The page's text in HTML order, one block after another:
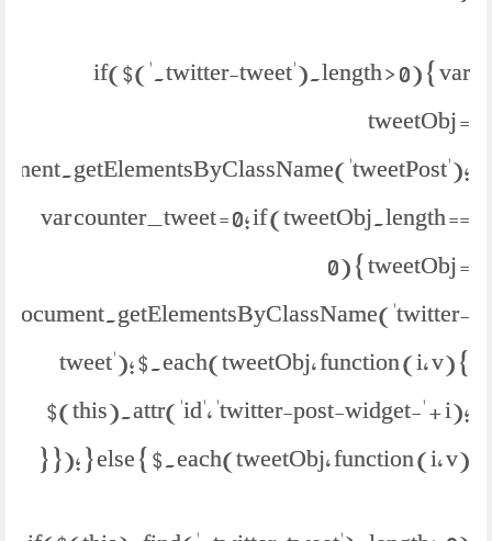
if($('.twitter-tweet').length > 0) { var
tweetObj =
var counter_tweet = 0; if (tweetObj.length ==
0) { tweetObj =
document.getElementsByClassName('twitter-
tweet'); $.each(tweetObj, function (i, v) {
$(this).attr('id', 'twitter-post-widget-' + i);
}); } else { $.each(tweetObj, function (i, v) {